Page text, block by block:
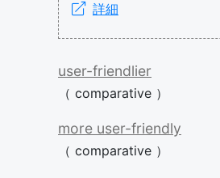
詳細
user-friendlier
（ comparative ）
more user-friendly
（ comparative ）